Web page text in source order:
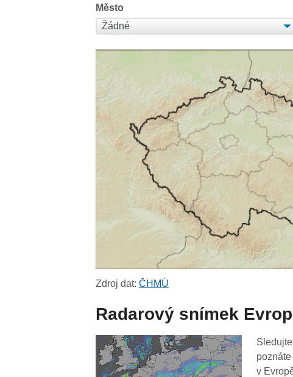
Město
Zdroj dat:ČHMÚ
Radarový snímek
v